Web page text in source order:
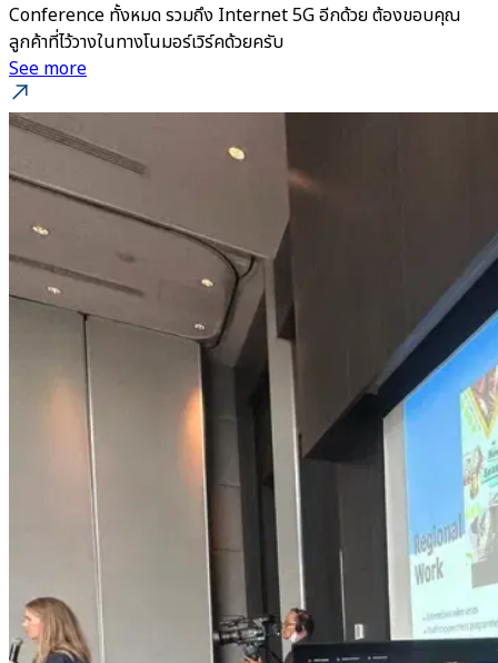
Conference ทั้งหมด รวมถึง Internet 5G อีกด้วย ต้องขอบคุณ
ลูกค้าที่ไว้วางในทางโนมอร์เวิร์คด้วยครับ
See more